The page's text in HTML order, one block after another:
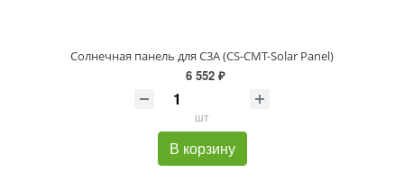
Солнечная панель для C3A (CS-CMT-Solar Panel)
6 552 ₽
шт
В корзину